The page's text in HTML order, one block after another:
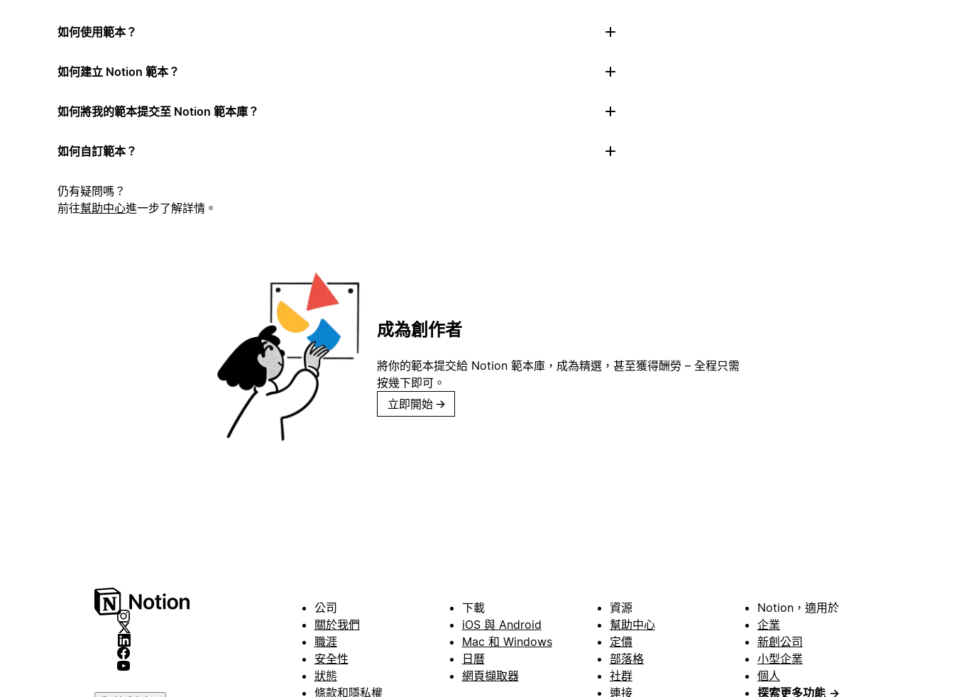
如何使用範本？
如何建立 Notion 範本？
如何將我的範本提交至 Notion 範本庫？
如何自訂範本？
仍有疑問嗎？
前往幫助中心進一步了解詳情。
成為創作者
將你的範本提交給 Notion 範本庫，成為精選，甚至獲得酬勞 – 全程只需
按幾下即可。
立即開始 →
公司
關於我們
職涯
安全性
狀態
條款和隱私權
下載
iOS 與 Android
Mac 和 Windows
日曆
網頁擷取器
資源
幫助中心
定價
部落格
社群
連接
Notion，適用於
企業
新創公司
小型企業
個人
探索更多功能 →